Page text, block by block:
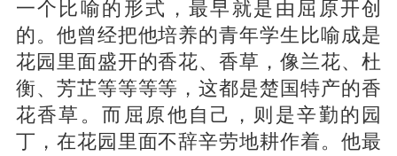
一个比喻的形式，最早就是由屈原开创
的。他曾经把他培养的青年学生比喻成是
花园里面盛开的香花、香草，像兰花、杜
衡、芳芷等等等等，这都是楚国特产的香
花香草。而屈原他自己，则是辛勤的园
丁，在花园里面不辞辛劳地耕作着。他最